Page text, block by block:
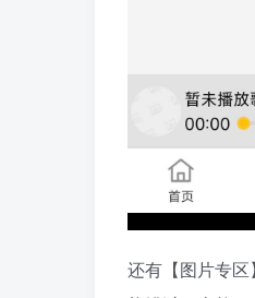
还有【图片专